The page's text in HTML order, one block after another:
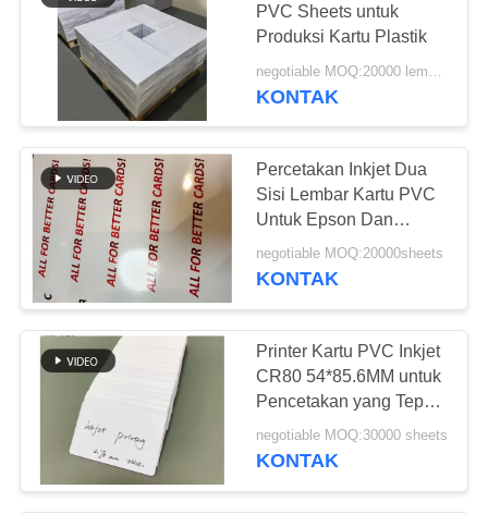
PRIVACY
POLICY
PVC Coated
Overlay
Lembar Inti PVC
37
PVC Sheets untuk
Produksi Kartu Plastik
negotiable MOQ:20000 lembar atau 2 ton
KONTAK
Percetakan Inkjet Dua
Sisi Lembar Kartu PVC
Untuk Epson Dan
Cannon Inkjet Printer
Toleransi Ukuran
negotiable MOQ:20000sheets
KONTAK
Printer Kartu PVC Inkjet
CR80 54*85.6MM untuk
Pencetakan yang Tepat
dan Akurat
negotiable MOQ:30000 sheets
KONTAK